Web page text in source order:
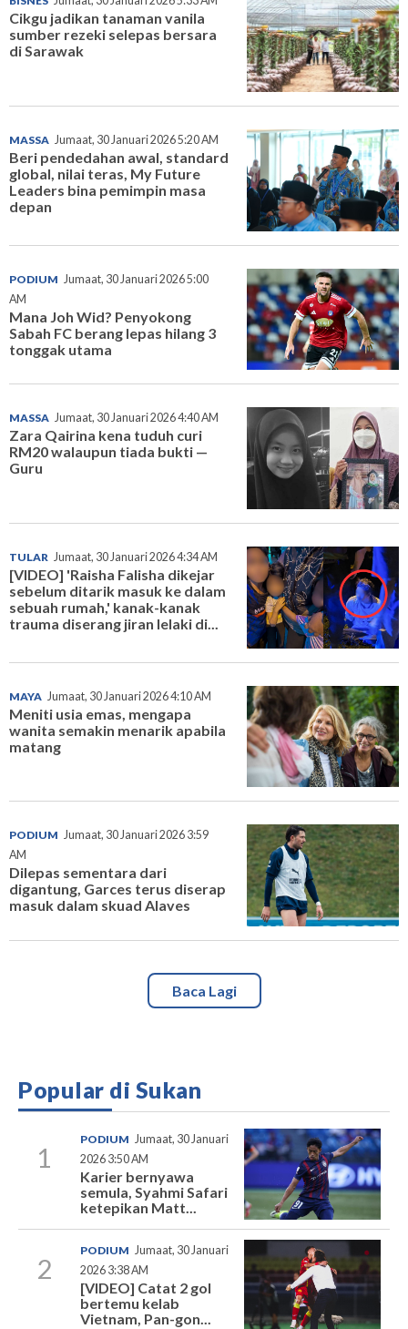
Cikgu jadikan tanaman vanila
sumber rezeki selepas bersara
di Sarawak
MASSA Jumaat, 30 Januari 2026 5:20 AM
Beri pendedahan awal, standard
global, nilai teras, My Future
Leaders bina pemimpin masa
depan
PODIUM Jumaat, 30 Januari 2026 5:00
AM
Mana Joh Wid? Penyokong
Sabah FC berang lepas hilang 3
tonggak utama
MASSA Jumaat, 30 Januari 2026 4:40 AM
Zara Qairina kena tuduh curi
RM20 walaupun tiada bukti —
Guru
TULAR Jumaat, 30 Januari 2026 4:34 AM
[VIDEO] 'Raisha Falisha dikejar
sebelum ditarik masuk ke dalam
sebuah rumah,' kanak-kanak
trauma diserang jiran lelaki di...
MAYA Jumaat, 30 Januari 2026 4:10 AM
Meniti usia emas, mengapa
wanita semakin menarik apabila
matang
PODIUM Jumaat, 30 Januari 2026 3:59
AM
Dilepas sementara dari
digantung, Garces terus diserap
masuk dalam skuad Alaves
Baca Lagi
Popular di Sukan
1
PODIUM Jumaat, 30 Januari
2026 3:50 AM
Karier bernyawa
semula, Syahmi Safari
ketepikan Matt...
2
PODIUM Jumaat, 30 Januari
2026 3:38 AM
[VIDEO] Catat 2 gol
bertemu kelab
Vietnam, Pan-gon...